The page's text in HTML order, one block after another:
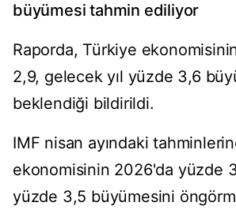
büyümesi tahmin ediliyor
Raporda, Türkiye
2,9, gelecek yıl yüzde 3,6
beklendiği bildirildi.
IMF nisan ayındaki
ekonomisinin 2026'da yüzde
yüzde 3,5 büyümesini